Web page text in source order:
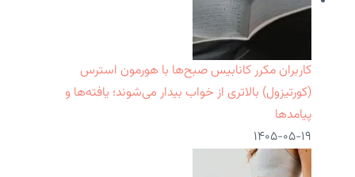
کاربران مکرر کانابیس صبح‌ها با هورمون استرس
(کورتیزول) بالاتری از خواب بیدار می‌شوند؛ یافته‌ها و
پیامدها
۱۴۰۵-۰۵-۱۹